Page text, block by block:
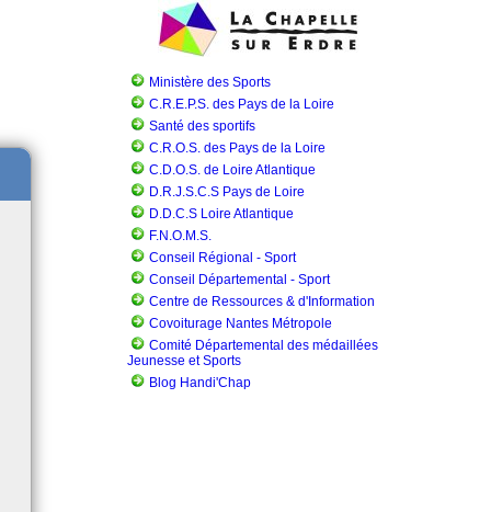
Ministère des Sports
C.R.E.P.S. des Pays de la Loire
Santé des sportifs
C.R.O.S. des Pays de la Loire
C.D.O.S. de Loire Atlantique
D.R.J.S.C.S Pays de Loire
D.D.C.S Loire Atlantique
F.N.O.M.S.
Conseil Régional - Sport
Conseil Départemental - Sport
Centre de Ressources & d'Information
Covoiturage Nantes Métropole
Comité Départemental des médaillées
Jeunesse et Sports
Blog Handi'Chap